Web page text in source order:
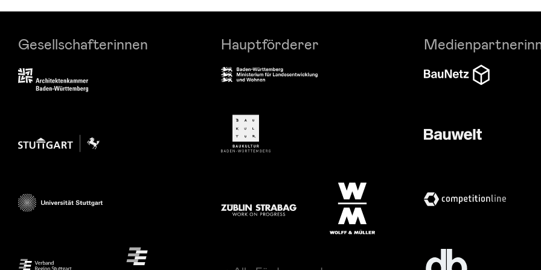
Gesellschafterinnen Hauptförderer